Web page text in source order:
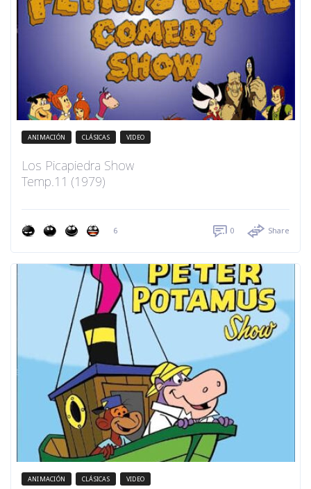
ANIMACIÓN CLÁSICAS VIDEO
Los Picapiedra Show
Temp.11 (1979)
6 0 Share
ANIMACIÓN CLÁSICAS VIDEO